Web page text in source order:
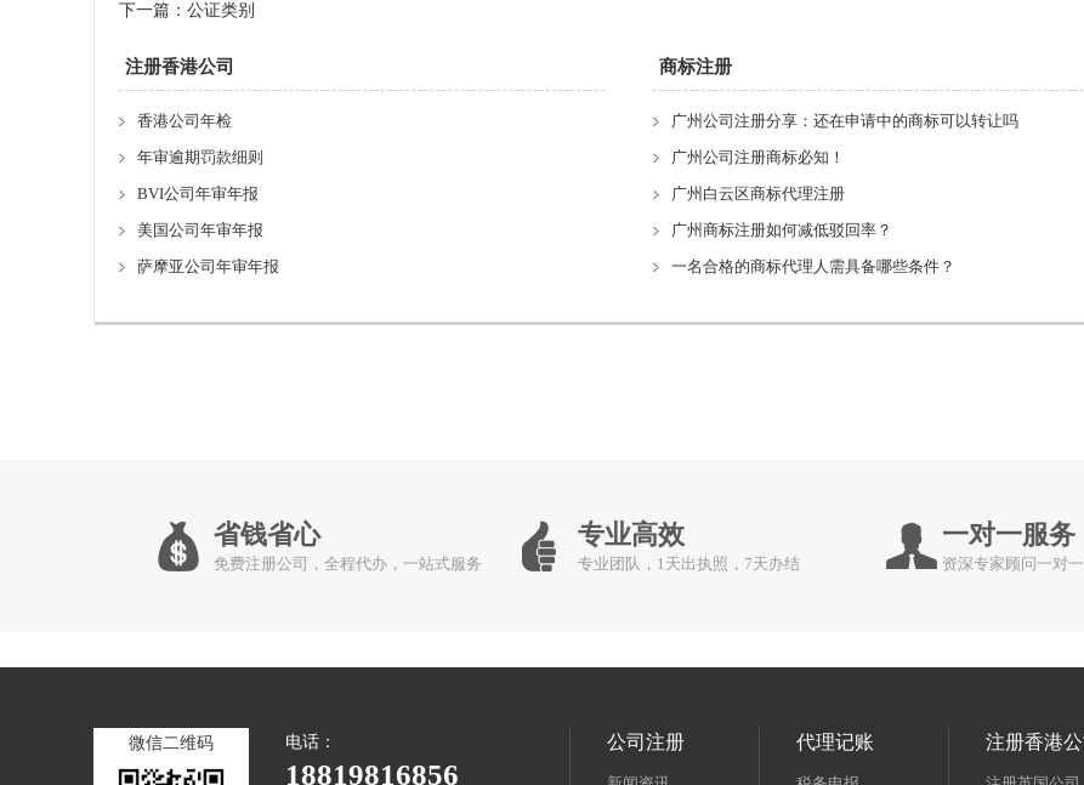
下一篇： 公证类别
注册香港公司
香港公司年检
年审逾期罚款细则
BVI公司年审年报
美国公司年审年报
萨摩亚公司年审年报
商标注册
广州公司注册分享：还在申请中的商标可以转让吗
广州公司注册商标必知！
广州白云区商标代理注册
广州商标注册如何减低驳回率？
一名合格的商标代理人需具备哪些条件？
省钱省心
免费注册公司，全程代办，一站式服务
专业高效
专业团队，1天出执照，7天办结
一对一服务
资深专家顾问一对
微信二维码 电话：
18819816856
公司注册 代理记账 注册香港公